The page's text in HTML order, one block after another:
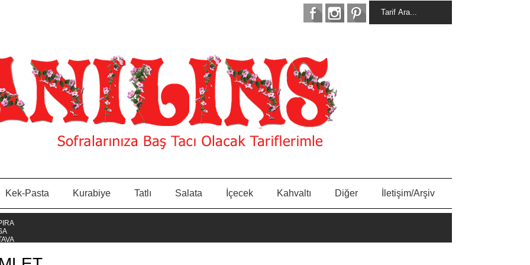
Kek-Pasta Kurabiye Tatlı Salata İçecek Kahvaltı Diğer İletişim/Arşiv